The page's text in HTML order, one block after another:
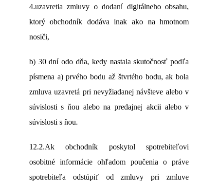
4.uzavretia zmluvy o dodaní digitálneho obsahu,
ktorý obchodník dodáva inak ako na hmotnom
nosiči,
b) 30 dní odo dňa, kedy nastala skutočnosť podľa
písmena a) prvého bodu až štvrtého bodu, ak bola
zmluva uzavretá pri nevyžiadanej návšteve alebo v
súvislosti s ňou alebo na predajnej akcii alebo v
súvislosti s ňou.
12.2.Ak obchodník poskytol spotrebiteľovi
osobitné informácie ohľadom poučenia o práve
spotrebiteľa odstúpiť od zmluvy pri zmluve